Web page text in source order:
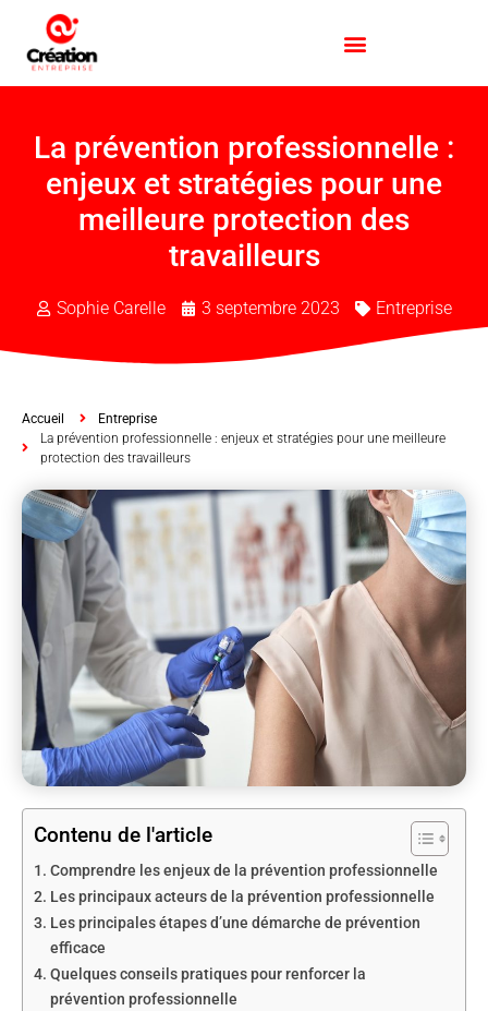
La prévention professionnelle :
enjeux et stratégies pour une
meilleure protection des
travailleurs
Sophie Carelle 3 septembre 2023 Entreprise
Accueil
Entreprise
La prévention professionnelle : enjeux et stratégies pour une meilleure
protection des travailleurs
Contenu de l'article
Comprendre les enjeux de la prévention professionnelle
Les principaux acteurs de la prévention professionnelle
Les principales étapes d’une démarche de prévention
efficace
Quelques conseils pratiques pour renforcer la
prévention professionnelle